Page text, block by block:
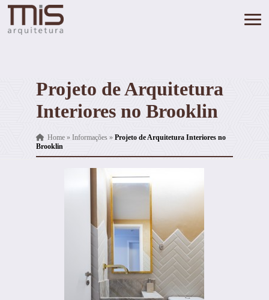
Projeto de Arquitetura
Interiores no Brooklin
Home» Informações » Projeto de Arquitetura Interiores no
Brooklin